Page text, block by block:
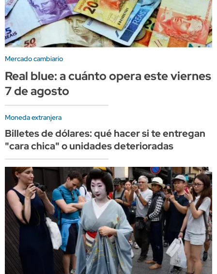
Mercado cambiario
Real blue: a cuánto opera este viernes
7 de agosto
Moneda extranjera
Billetes de dólares: qué hacer si te entregan
"cara chica" o unidades deterioradas